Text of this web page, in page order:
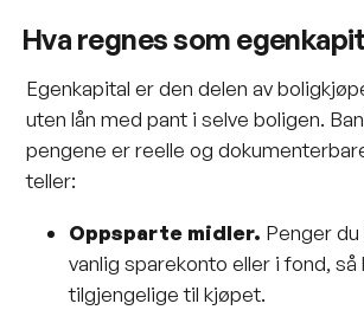
Hva regnes som
Egenkapital er den delen av
uten lån med pant i selve boligen.
pengene er reelle og
teller:
Oppsparte midler. Penger
vanlig sparekonto eller i fond, så
tilgjengelige til kjøpet.